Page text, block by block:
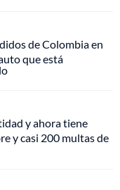
de Colombia en
que está
y ahora tiene
y casi 200 multas de